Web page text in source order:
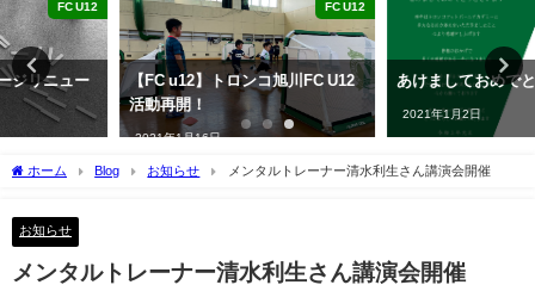
FC U12
【FC u12】トロンコ旭川FC U12
活動再開！
2021年1月16日
あけましておめでとうございます
2021年1月2日
ホーム Blog お知らせ メンタルトレーナー清水利生さん講演会開催
お知らせ
メンタルトレーナー清水利生さん講演会開催